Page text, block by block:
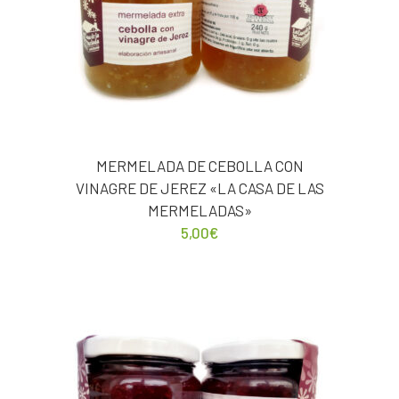
MERMELADA DE CEBOLLA CON
VINAGRE DE JEREZ «LA CASA DE LAS
MERMELADAS»
5,00€